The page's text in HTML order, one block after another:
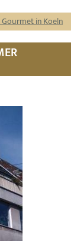
in Koeln